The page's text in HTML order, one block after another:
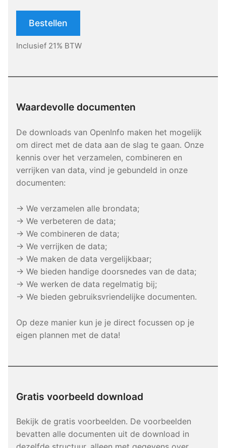
Bestellen
Inclusief 21% BTW
Waardevolle documenten
De downloads van OpenInfo maken het mogelijk
om direct met de data aan de slag te gaan. Onze
kennis over het verzamelen, combineren en
verrijken van data, vind je gebundeld in onze
documenten:
→ We verzamelen alle brondata;
→ We verbeteren de data;
→ We combineren de data;
→ We verrijken de data;
→ We maken de data vergelijkbaar;
→ We bieden handige doorsnedes van de data;
→ We werken de data regelmatig bij;
→ We bieden gebruiksvriendelijke documenten.
Op deze manier kun je je direct focussen op je
eigen plannen met de data!
Gratis voorbeeld download
Bekijk de gratis voorbeelden. De voorbeelden
bevatten alle documenten uit de download in